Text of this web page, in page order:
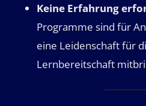
Keine Erfahrung
Programme sind für
eine Leidenschaft für
Lernbereitschaft